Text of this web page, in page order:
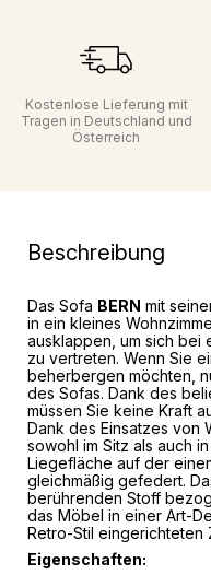
Kostenlose Lieferung mit
Tragen in Deutschland und
Österreich
Beschreibung
Das Sofa BERN mit
in ein kleines
ausklappen, um sich bei
zu vertreten. Wenn Sie
beherbergen möchten,
des Sofas. Dank des
müssen Sie keine Kraft
Dank des Einsatzes von
sowohl im Sitz als auch
Liegefläche auf der
gleichmäßig gefedert.
berührenden Stoff
das Möbel in einer Art-
Retro-Stil eingerichteten
Eigenschaften: